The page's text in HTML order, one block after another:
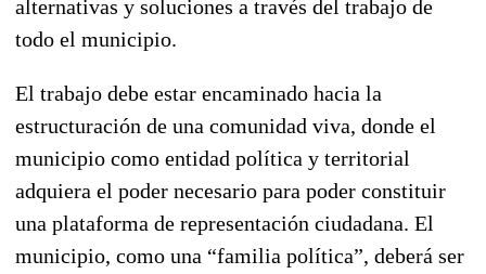
alternativas y soluciones a través del trabajo de
todo el municipio.
El trabajo debe estar encaminado hacia la
estructuración de una comunidad viva, donde el
municipio como entidad política y territorial
adquiera el poder necesario para poder constituir
una plataforma de representación ciudadana. El
municipio, como una “familia política”, deberá ser